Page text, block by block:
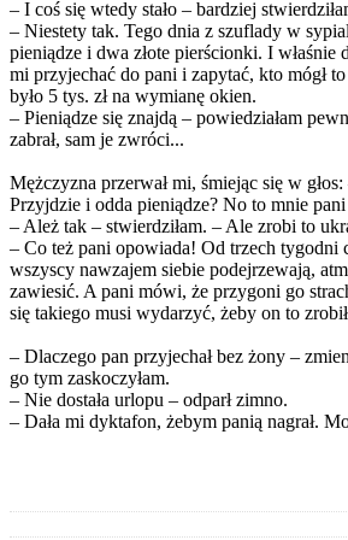
– I coś się wtedy stało – bardziej
– Niestety tak. Tego dnia z szuflady w
pieniądze i dwa złote pierścionki. I właśnie
mi przyjechać do pani i zapytać, kto mógł
było 5 tys. zł na wymianę okien.
– Pieniądze się znajdą – powiedziałam
zabrał, sam je zwróci...
Mężczyzna przerwał mi, śmiejąc się w
Przyjdzie i odda pieniądze? No to mnie pani
– Ależ tak – stwierdziłam. – Ale zrobi to
– Co też pani opowiada! Od trzech tygodni
wszyscy nawzajem siebie podejrzewają,
zawiesić. A pani mówi, że przygoni go
się takiego musi wydarzyć, żeby on to
– Dlaczego pan przyjechał bez żony –
go tym zaskoczyłam.
– Nie dostała urlopu – odparł zimno.
– Dała mi dyktafon, żebym panią nagrał.